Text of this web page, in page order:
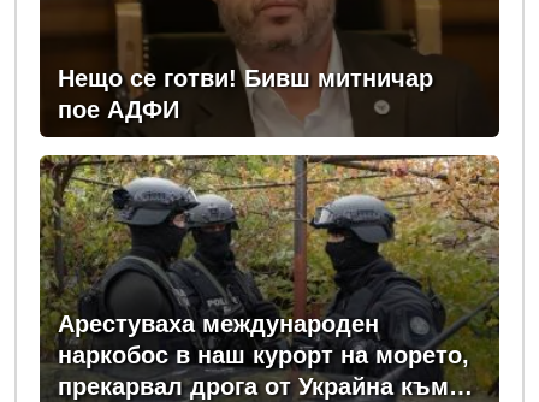
Нещо се готви! Бивш митничар
пое АДФИ
Арестуваха международен
наркобос в наш курорт на морето,
прекарвал дрога от Украйна към